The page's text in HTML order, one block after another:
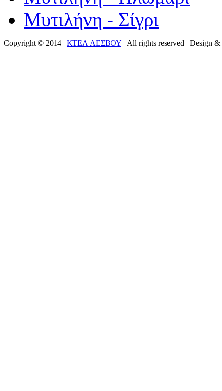
Μυτιλήνη - Σίγρι
Copyright © 2014 | ΚΤΕΛ ΛΕΣΒΟΥ | All rights reserved | Design &